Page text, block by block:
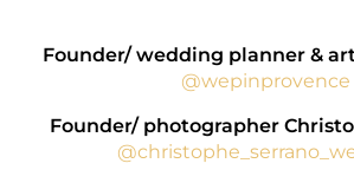
Founder/ wedding planner &
@wepinprovence
Founder/ photographer